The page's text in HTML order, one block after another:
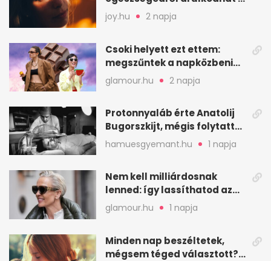
erre figyelj oda
joy.hu 2 napja
Csoki helyett ezt ettem:
megszűntek a napközbeni
nassolási rohamok
glamour.hu 2 napja
Protonnyaláb érte Anatolij
Bugorszkijt, mégis folytatta
a munkát
hamuesgyemant.hu 1 napja
Nem kell milliárdosnak
lenned: így lassíthatod az
öregedést a biológus szerint
glamour.hu 1 napja
Minden nap beszéltetek,
mégsem téged választott?